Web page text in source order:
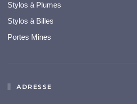
Stylos à Plumes
Stylos à Billes
Portes Mines
ADRESSE